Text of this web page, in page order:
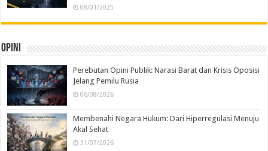
08/01/2025
Opini
Perebutan Opini Publik: Narasi Barat dan Krisis Oposisi
Jelang Pemilu Rusia
06/08/2026
Membenahi Negara Hukum: Dari Hiperregulasi Menuju
Akal Sehat
31/07/2026